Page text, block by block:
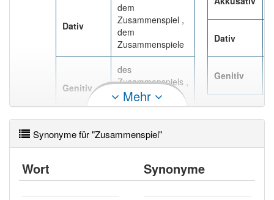
-zusammenspiel
Wörter mit Endung -zusammenspiel
aber mit einem
96% unserer Spielapp-Nutzer haben den Artikel
Dativ
dem
Zusammenspiel ,
dem
Zusammenspiele
Genitiv
des
Zusammenspiels ,
des
Zusammenspieles
Dativ
Genitiv
Mehr
Synonyme für "Zusammenspiel"
Wort Synonyme